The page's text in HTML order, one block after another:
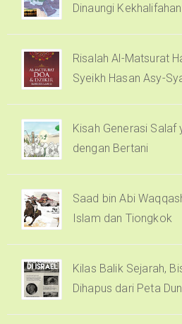
Dinaungi
Risalah Al-Matsurat
Syeikh Hasan Asy-
Kisah Generasi Salaf
dengan Bertani
Saad bin Abi
Islam dan Tiongkok
Kilas Balik Sejarah,
Dihapus dari Peta